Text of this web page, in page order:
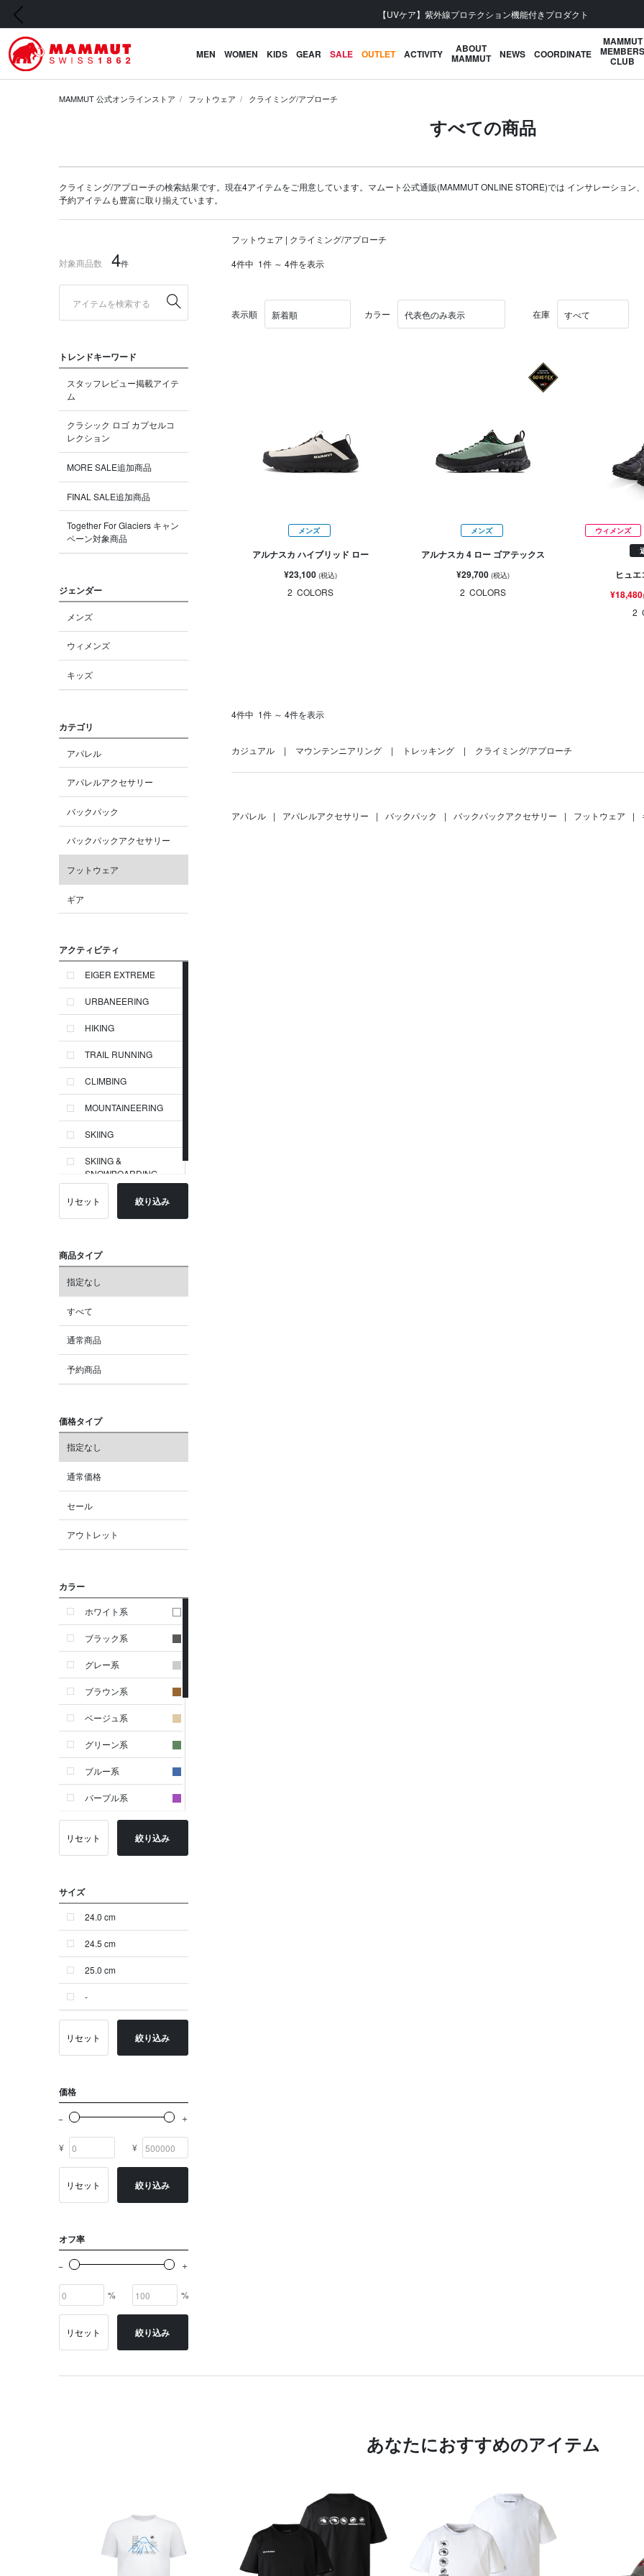
会員登録で【5,500円 (税込) 以上 送料無料】
前の画像
MEN WOMEN KIDS GEAR SALE OUTLET ACTIVITY ABOUT
MAMMUT NEWS COORDINATE
MAMMUT
MEMBERS
CLUB
MAMMUT 公式オンラインストア フットウェア クライミング/アプローチ
すべての商品
クライミング/アプローチの検索結果です。現在4アイテムをご用意しています。マムート公式通販(MAMMUT ONLINE STORE)では インサレーション
予約アイテムも豊富に取り揃えています。
対象商品数 4件
トレンドキーワード
スタッフレビュー掲載アイテ
ム
クラシック ロゴ カプセルコ
レクション
MORE SALE追加商品
FINAL SALE追加商品
Together For Glaciers キャン
ペーン対象商品
ジェンダー
メンズ
ウィメンズ
キッズ
カテゴリ
アパレル
アパレルアクセサリー
バックパック
バックパックアクセサリー
フットウェア
ギア
アクティビティ
EIGER EXTREME
URBANEERING
HIKING
TRAIL RUNNING
CLIMBING
MOUNTAINEERING
SKIING
SKIING &
SNOWBOARDING
リセット 絞り込み
商品タイプ
指定なし
すべて
通常商品
予約商品
価格タイプ
指定なし
通常価格
セール
アウトレット
カラー
ホワイト系
ブラック系
グレー系
ブラウン系
ベージュ系
グリーン系
ブルー系
パープル系
イエロー系
オレンジ系
シルバー系
ゴールド系
その他
イニシャル
OTHERS
リセット 絞り込み
サイズ
24.0 cm
24.5 cm
25.0 cm
-
リセット 絞り込み
価格
¥ ¥
リセット 絞り込み
オフ率
% %
リセット 絞り込み
フットウェア | クライミング/アプローチ
4件中 1件 ～ 4件を表示
表示順 カラー 在庫
メンズ
アルナスカ ハイブリッド ロー
¥23,100 (税込)
2 COLORS
メンズ
アルナスカ 4 ロー ゴアテックス
¥29,700 (税込)
2 COLORS
ウィメンズ
ヒュ
¥18,480
2
4件中 1件 ～ 4件を表示
カジュアル マウンテンニアリング トレッキング クライミング/アプローチ
アパレル | アパレルアクセサリー | バックパック | バックパックアクセサリー | フットウェア |
あなたにおすすめのアイテム